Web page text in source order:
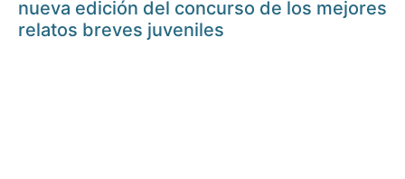
nueva edición del concurso de los mejores
relatos breves juveniles